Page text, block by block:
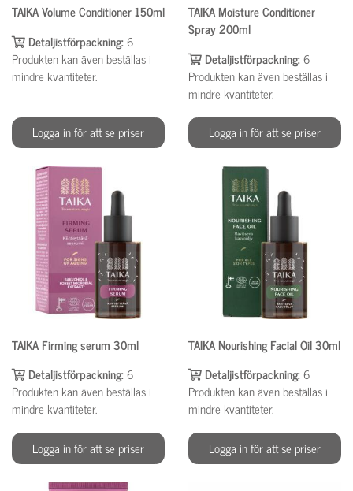
TAIKA Volume Conditioner 150ml
Detaljistförpackning:6
Produkten kan även beställas i
mindre kvantiteter.
Logga in för att se priser
TAIKA Moisture Conditioner
Spray 200ml
Detaljistförpackning:6
Produkten kan även beställas i
mindre kvantiteter.
Logga in för att se priser
TAIKA Firming serum 30ml
Detaljistförpackning:6
Produkten kan även beställas i
mindre kvantiteter.
Logga in för att se priser
TAIKA Nourishing Facial Oil 30ml
Detaljistförpackning:6
Produkten kan även beställas i
mindre kvantiteter.
Logga in för att se priser